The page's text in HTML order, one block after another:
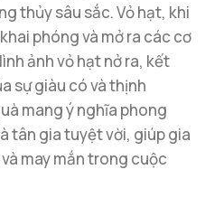
thủy sâu sắc. Vỏ hạt, khi
phóng và mở ra các cơ
ảnh vỏ hạt nở ra, kết
sự giàu có và thịnh
mang ý nghĩa phong
tân gia tuyệt vời, giúp gia
may mắn trong cuộc